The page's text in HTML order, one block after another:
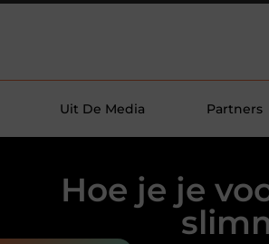
Uit De Media Partners
Hoe je je